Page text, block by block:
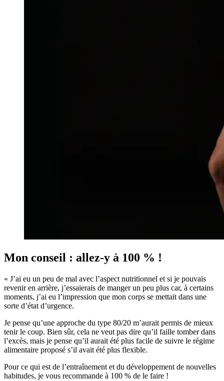
Mon conseil : allez-y à 100 % !
« J’ai eu un peu de mal avec l’aspect nutritionnel et si je pouvais
revenir en arrière, j’essaierais de manger un peu plus car, à certains
moments, j’ai eu l’impression que mon corps se mettait dans une
sorte d’état d’urgence.
Je pense qu’une approche du type 80/20 m’aurait permis de mieux
tenir le coup. Bien sûr, cela ne veut pas dire qu’il faille tomber dans
l’excès, mais je pense qu’il aurait été plus facile de suivre le régime
alimentaire proposé s’il avait été plus flexible.
Pour ce qui est de l’entraînement et du développement de nouvelles
habitudes, je vous recommande à 100 % de le faire !